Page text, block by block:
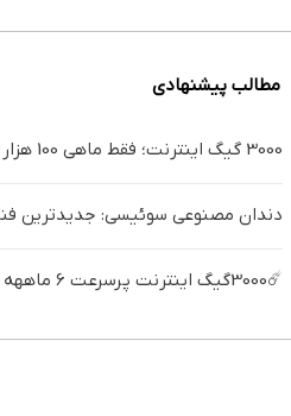
مطالب پیشنهادی
3000 گیگ اینترنت؛ فقط ماهی 100 هزار تومان
دندان مصنوعی سوئیسی: جدیدترین
☄️3000گیگ اینترنت پرسرعت 6 ماههه فقط ماهی 100هزارتومان!!